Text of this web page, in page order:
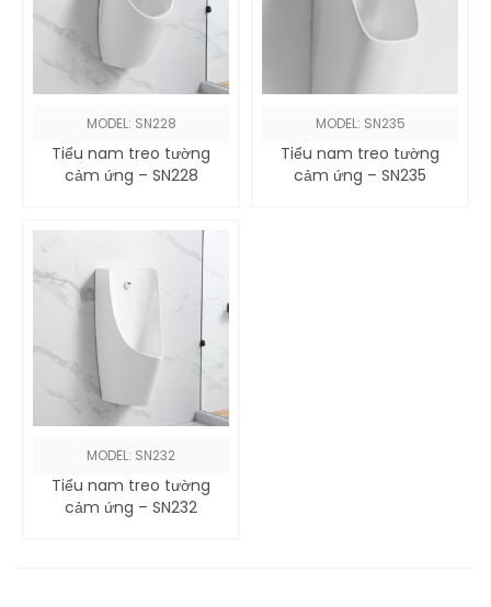
MODEL: SN228
Tiểu nam treo tường
cảm ứng – SN228
MODEL: SN235
Tiểu nam treo tường
cảm ứng – SN235
MODEL: SN232
Tiểu nam treo tường
cảm ứng – SN232